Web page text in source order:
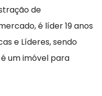
de
é líder 19 anos
e Líderes, sendo
um imóvel para